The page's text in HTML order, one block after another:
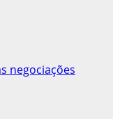
negociações